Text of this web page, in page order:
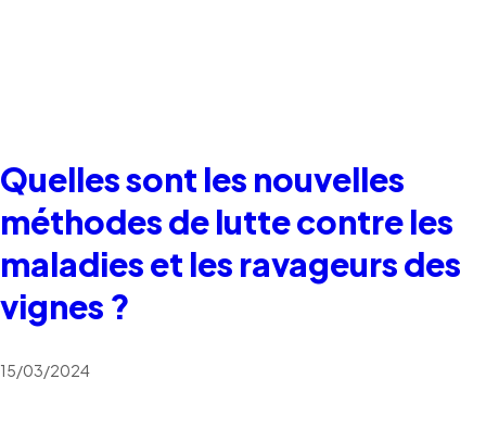
Quelles sont les nouvelles
méthodes de lutte contre les
maladies et les ravageurs des
vignes ?
15/03/2024